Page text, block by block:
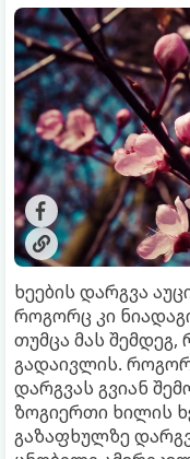
ხეების დარგვა
როგორც კი
თუმცა მას შემდეგ,
გადაივლის.
დარგვას გვიან
ზოგიერთი ხილის
გაზაფხულზე